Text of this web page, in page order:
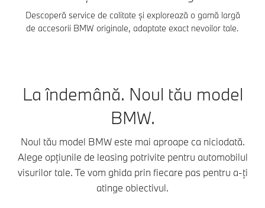
Descoperă service de calitate și explorează o gamă largă
de accesorii BMW originale, adaptate exact nevoilor tale.
La îndemână. Noul tău model
BMW.
Noul tău model BMW este mai aproape ca niciodată.
Alege opțiunile de leasing potrivite pentru automobilul
visurilor tale. Te vom ghida prin fiecare pas pentru a-ți
atinge obiectivul.